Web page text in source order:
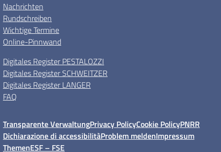
Nachrichten
Rundschreiben
Wichtige Termine
Online-Pinnwand
Digitales Register PESTALOZZI
Digitales Register SCHWEITZER
Digitales Register LANGER
FAQ
Transparente VerwaltungPrivacy PolicyCookie PolicyPNRR
Dichiarazione di accessibilitàProblem meldenImpressum
ThemenESF – FSE